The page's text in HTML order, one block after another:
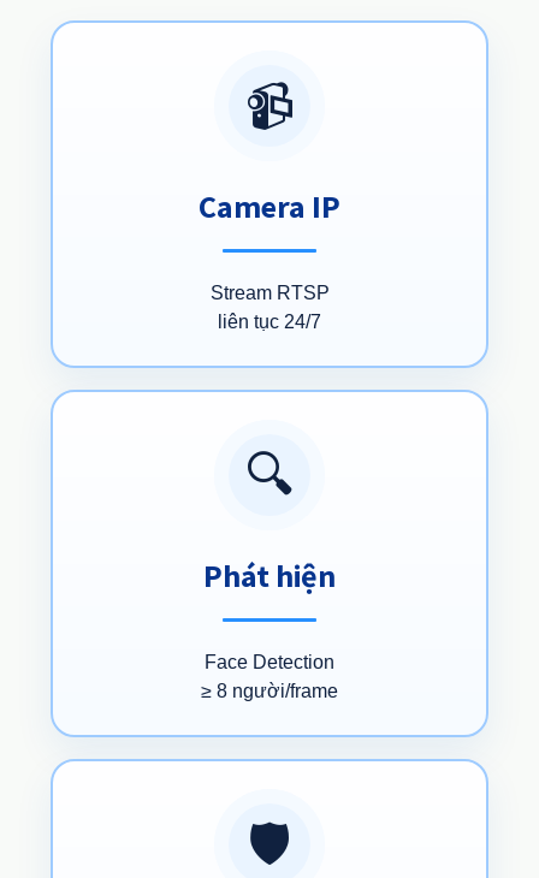
📹
Camera IP
Stream RTSP
liên tục 24/7
🔍
Phát hiện
Face Detection
≥ 8 người/frame
🛡️